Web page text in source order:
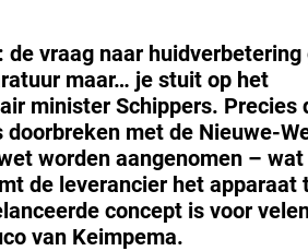
vraag naar
maar… je stuit op het
minister Schippers. Precies
met de Nieuwe-
worden aangenomen – wat
de leverancier het apparaat
concept is voor
van Keimpema.